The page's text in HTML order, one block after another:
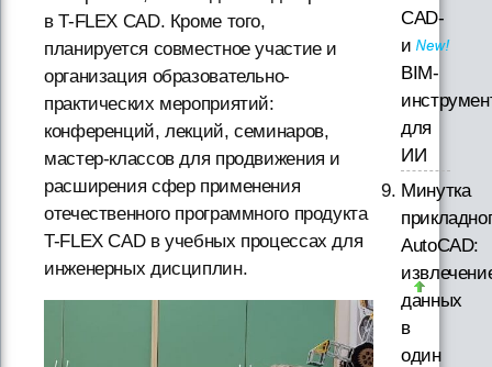
в T-FLEX CAD. Кроме того,
планируется совместное участие и
организация образовательно-
практических мероприятий:
конференций, лекций, семинаров,
мастер-классов для продвижения и
расширения сфер применения
отечественного программного продукта
T-FLEX CAD в учебных процессах для
инженерных дисциплин.
CAD-
и
BIM-
для
ИИ
Минутка
AutoCAD:
данных
в
один